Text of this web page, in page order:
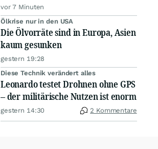
vor 7 Minuten
Ölkrise nur in den USA
Die Ölvorräte sind in Europa, Asien
kaum gesunken
gestern 19:28
Diese Technik verändert alles
Leonardo testet Drohnen ohne GPS
– der militärische Nutzen ist enorm
gestern 14:30 2 Kommentare